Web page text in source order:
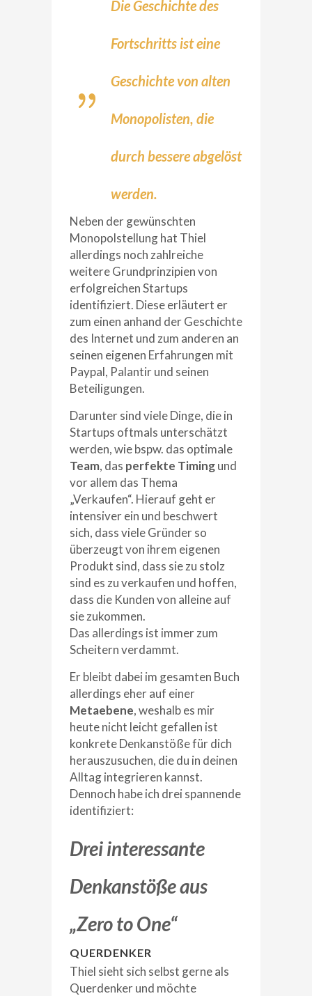
Die Geschichte des
Fortschritts ist eine
Geschichte von alten
Monopolisten, die
durch bessere abgelöst
werden.
Neben der gewünschten
Monopolstellung hat Thiel
allerdings noch zahlreiche
weitere Grundprinzipien von
erfolgreichen Startups
identifiziert. Diese erläutert er
zum einen anhand der Geschichte
des Internet und zum anderen an
seinen eigenen Erfahrungen mit
Paypal, Palantir und seinen
Beteiligungen.
Darunter sind viele Dinge, die in
Startups oftmals unterschätzt
werden, wie bspw. das optimale
Team, das perfekte Timingund
vor allem das Thema
„Verkaufen“. Hierauf geht er
intensiver ein und beschwert
sich, dass viele Gründer so
überzeugt von ihrem eigenen
Produkt sind, dass sie zu stolz
sind es zu verkaufen und hoffen,
dass die Kunden von alleine auf
sie zukommen.
Das allerdings ist immer zum
Scheitern verdammt.
Er bleibt dabei im gesamten Buch
allerdings eher auf einer
Metaebene, weshalb es mir
heute nicht leicht gefallen ist
konkrete Denkanstöße für dich
herauszusuchen, die du in deinen
Alltag integrieren kannst.
Dennoch habe ich drei spannende
identifiziert:
Drei interessante
Denkanstöße aus
„Zero to One“
QUERDENKER
Thiel sieht sich selbst gerne als
Querdenker und möchte